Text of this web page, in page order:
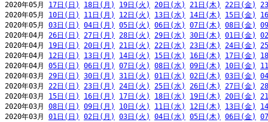
2020年05月 17日(日) 18日(月) 19日(火) 20日(水) 21日(木) 22日(金)
2020年05月 10日(日) 11日(月) 12日(火) 13日(水) 14日(木) 15日(金)
2020年05月 03日(日) 04日(月) 05日(火) 06日(水) 07日(木) 08日(金)
2020年04月 26日(日) 27日(月) 28日(火) 29日(水) 30日(木) 01日(金)
2020年04月 19日(日) 20日(月) 21日(火) 22日(水) 23日(木) 24日(金)
2020年04月 12日(日) 13日(月) 14日(火) 15日(水) 16日(木) 17日(金)
2020年04月 05日(日) 06日(月) 07日(火) 08日(水) 09日(木) 10日(金)
2020年03月 29日(日) 30日(月) 31日(火) 01日(水) 02日(木) 03日(金)
2020年03月 22日(日) 23日(月) 24日(火) 25日(水) 26日(木) 27日(金)
2020年03月 15日(日) 16日(月) 17日(火) 18日(水) 19日(木) 20日(金)
2020年03月 08日(日) 09日(月) 10日(火) 11日(水) 12日(木) 13日(金)
2020年03月 01日(日) 02日(月) 03日(火) 04日(水) 05日(木) 06日(金)